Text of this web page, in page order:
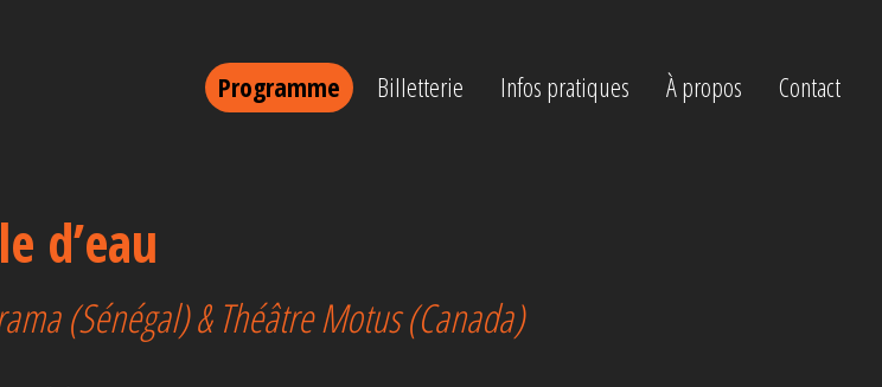
Programme Billetterie Infos pratiques À propos Contact
d’eau
(Sénégal) & Théâtre Motus (Canada)